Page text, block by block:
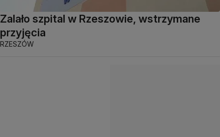
Zalało szpital w Rzeszowie, wstrzymane
przyjęcia
RZESZÓW